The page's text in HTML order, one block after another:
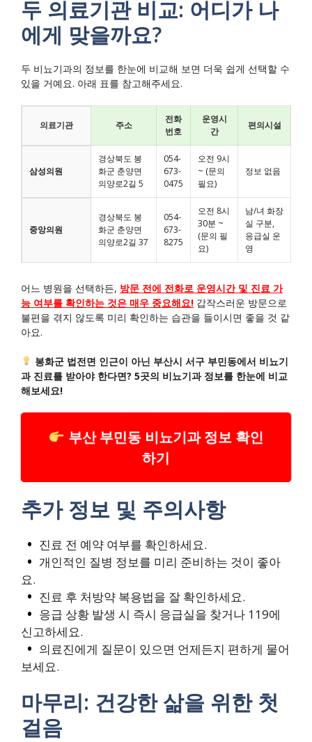
두 의료기관 비교: 어디가 나
에게 맞을까요?
두 비뇨기과의 정보를 한눈에 비교해 보면 더욱 쉽게 선택할 수
있을 거예요. 아래 표를 참고해주세요.
의료기관 주소
전화
번호
운영시
간
편의시설
삼성의원
경상북도 봉
화군 춘양면
의양로2길 5
054-
673-
0475
오전 9시
~ (문의
필요)
정보 없음
중앙의원
경상북도 봉
화군 춘양면
의양로2길 37
054-
673-
8275
오전 8시
30분 ~
(문의 필
요)
남/녀 화장
실 구분,
응급실 운
영
어느 병원을 선택하든, 방문 전에 전화로 운영시간 및 진료 가
능 여부를 확인하는 것은 매우 중요해요! 갑작스러운 방문으로
불편을 겪지 않도록 미리 확인하는 습관을 들이시면 좋을 것 같
아요.
봉화군 법전면 인근이 아닌 부산시 서구 부민동에서 비뇨기
과 진료를 받아야 한다면? 5곳의 비뇨기과 정보를 한눈에 비교
해보세요!
부산 부민동 비뇨기과 정보 확인
하기
추가 정보 및 주의사항
진료 전 예약 여부를 확인하세요.
개인적인 질병 정보를 미리 준비하는 것이 좋아
요.
진료 후 처방약 복용법을 잘 확인하세요.
응급 상황 발생 시 즉시 응급실을 찾거나 119에
신고하세요.
의료진에게 질문이 있으면 언제든지 편하게 물어
보세요.
마무리: 건강한 삶을 위한 첫
걸음